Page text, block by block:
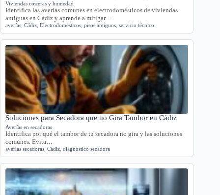
Viviendas costeras y humedad
Identifica las averías comunes en electrodomésticos de viviendas
antiguas en Cádiz y aprende a mitigar…
averías Cádiz Electrodomésticos pisos antiguos servicio técnico
Soluciones para Secadora que no Gira Tambor en Cádiz
Averías en secadoras
Identifica por qué el tambor de tu secadora no gira y las soluciones
comunes. Evita…
averías secadoras Cádiz diagnóstico secadora